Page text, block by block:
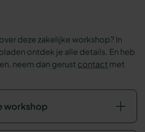
deze zakelijke workshop? In
ontdek je alle details. En heb
neem dan gerust contact met
workshop